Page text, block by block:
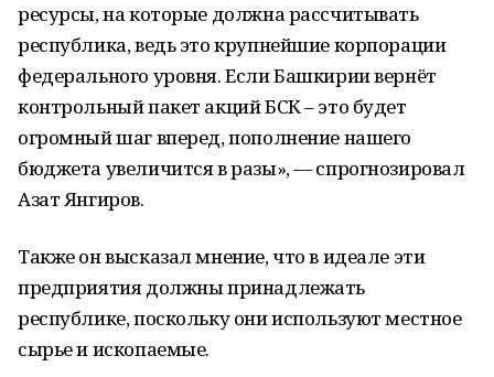
ресурсы, на которые должна рассчитывать
республика, ведь это крупнейшие корпорации
федерального уровня. Если Башкирии вернёт
контрольный пакет акций БСК – это будет
огромный шаг вперед, пополнение нашего
бюджета увеличится в разы», — спрогнозировал
Азат Янгиров.
Также он высказал мнение, что в идеале эти
предприятия должны принадлежать
республике, поскольку они используют местное
сырье и ископаемые.